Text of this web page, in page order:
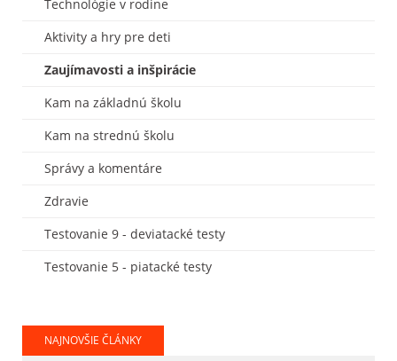
Technológie v rodine
Aktivity a hry pre deti
Zaujímavosti a inšpirácie
Kam na základnú školu
Kam na strednú školu
Správy a komentáre
Zdravie
Testovanie 9 - deviatacké testy
Testovanie 5 - piatacké testy
NAJNOVŠIE ČLÁNKY